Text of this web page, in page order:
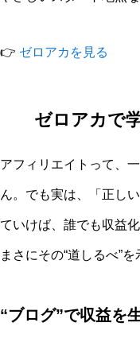
👉 ゼロアカを見る
ゼロアカで
アフィリエイトって、
ん。でも実は、「正し
ていけば、誰でも収益
まさにその“道しるべ”
“ブログ”で収益を